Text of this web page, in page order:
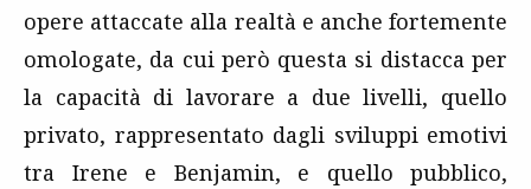
opere attaccate alla realtà e anche fortemente
omologate, da cui però questa si distacca per
la capacità di lavorare a due livelli, quello
privato, rappresentato dagli sviluppi emotivi
tra Irene e Benjamin, e quello pubblico,